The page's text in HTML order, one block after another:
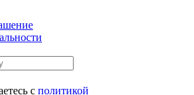
с политикой